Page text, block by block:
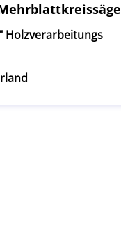
Holzverarbeitungs